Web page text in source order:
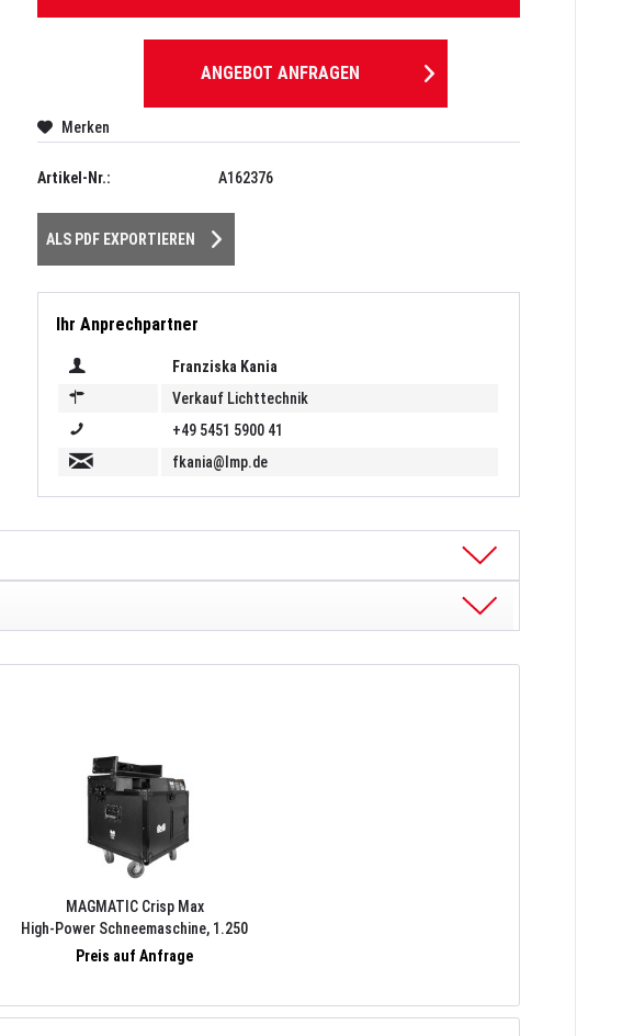
ANGEBOT ANFRAGEN
Merken
Artikel-Nr.: A162376
ALS PDF EXPORTIEREN
Ihr Anprechpartner
Franziska Kania
Verkauf Lichttechnik
+49 5451 5900 41
fkania@lmp.de
MAGMATIC Crisp Max
High-Power Schneemaschine, 1.250
W, DMX-512 A (RDM)
Preis auf Anfrage